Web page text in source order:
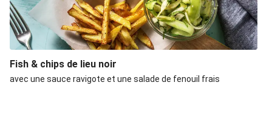
Fish & chips de lieu noir
avec une sauce ravigote et une salade de fenouil frais